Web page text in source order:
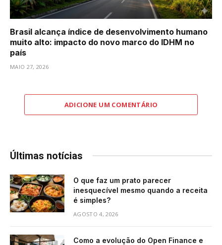
Brasil alcança índice de desenvolvimento humano
muito alto: impacto do novo marco do IDHM no
país
MAIO 27, 2026
ADICIONE UM COMENTÁRIO
Últimas notícias
O que faz um prato parecer
inesquecível mesmo quando a receita
é simples?
AGOSTO 4, 2026
Como a evolução do Open Finance e